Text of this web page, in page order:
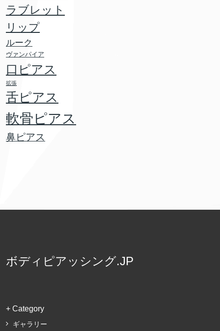
ラブレット
リップ
ルーク
ヴァンパイア
口ピアス
拡張
舌ピアス
軟骨ピアス
鼻ピアス
ボディピアッシング.JP
+ Category
ギャラリー